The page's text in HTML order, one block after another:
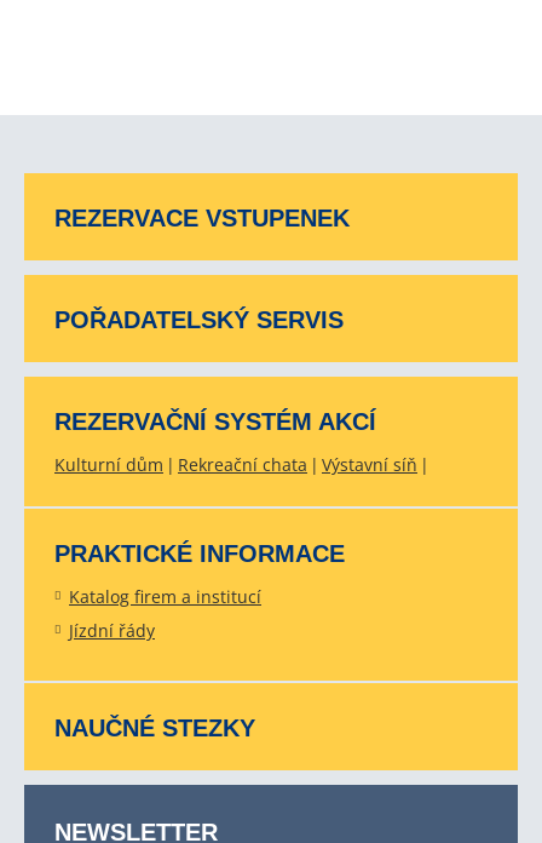
REZERVACE VSTUPENEK
POŘADATELSKÝ SERVIS
REZERVAČNÍ SYSTÉM AKCÍ
Kulturní dům Rekreační chata Výstavní síň
PRAKTICKÉ INFORMACE
Katalog firem a institucí
Jízdní řády
NAUČNÉ STEZKY
NEWSLETTER